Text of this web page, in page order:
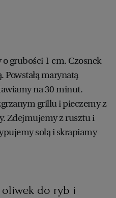
grubości 1 cm. Czosnek
Powstałą marynatą
na 30 minut.
grillu i pieczemy z
Zdejmujemy z rusztu i
solą i skrapiamy
oliwek do ryb i